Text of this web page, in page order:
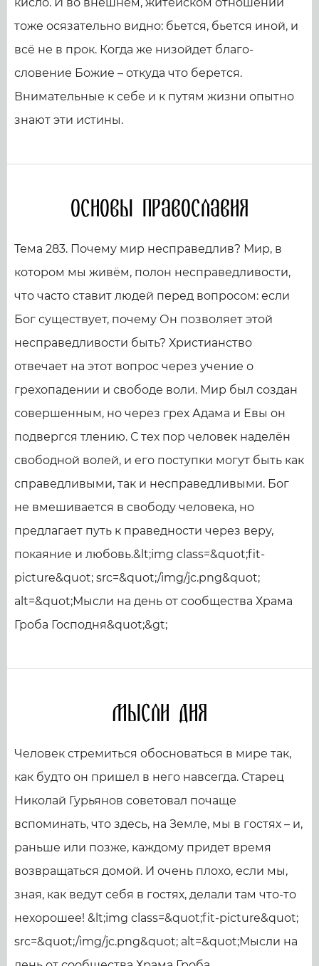
тоже осязательно видно: бьется, бьется иной, и
всё не в прок. Когда же низойдет благо­
словение Божие – откуда что берется.
Внимательные к себе и к путям жизни опытно
знают эти истины.
Основы православия
Тема 283. Почему мир несправедлив? Мир, в
котором мы живём, полон несправедливости,
что часто ставит людей перед вопросом: если
Бог существует, почему Он позволяет этой
несправедливости быть? Христианство
отвечает на этот вопрос через учение о
грехопадении и свободе воли. Мир был создан
совершенным, но через грех Адама и Евы он
подвергся тлению. С тех пор человек наделён
свободной волей, и его поступки могут быть как
справедливыми, так и несправедливыми. Бог
не вмешивается в свободу человека, но
предлагает путь к праведности через веру,
покаяние и любовь.&lt;img class=&quot;fit-
picture&quot; src=&quot;/img/jc.png&quot;
alt=&quot;Мысли на день от сообщества Храма
Гроба Господня&quot;&gt;
Мысли дня
Человек стремиться обосноваться в мире так,
как будто он пришел в него навсегда. Старец
Николай Гурьянов советовал почаще
вспоминать, что здесь, на Земле, мы в гостях – и,
раньше или позже, каждому придет время
возвращаться домой. И очень плохо, если мы,
зная, как ведут себя в гостях, делали там что-то
нехорошее! &lt;img class=&quot;fit-picture&quot;
src=&quot;/img/jc.png&quot; alt=&quot;Мысли на